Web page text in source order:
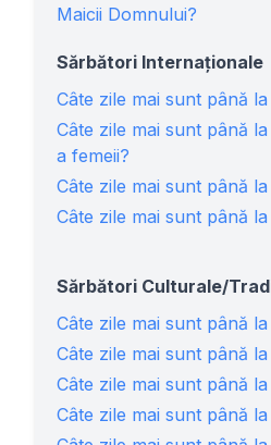
Maicii Domnului?
Sărbători Internaționale
Câte zile mai sunt până
Câte zile mai sunt până
a femeii?
Câte zile mai sunt până
Câte zile mai sunt până
Sărbători Culturale/
Câte zile mai sunt până
Câte zile mai sunt până
Câte zile mai sunt până
Câte zile mai sunt până